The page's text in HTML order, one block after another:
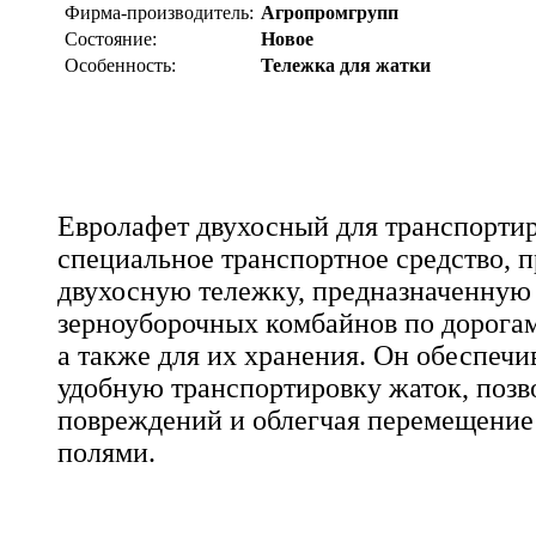
Фирма-производитель: Агропромгрупп
Состояние:
Новое
Особенность:
Тележка для жатки
Евролафет двухосный для
специальное транспортное средство,
двухосную тележку,
зерноуборочных комбайнов по
а также для их хранения. Он
удобную транспортировку жаток,
повреждений и облегчая
полями.